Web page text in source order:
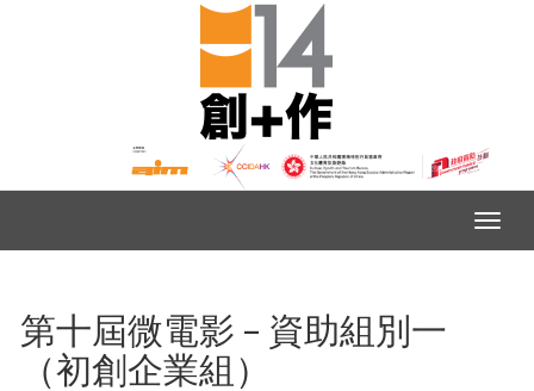
第十屆微電影 – 資助組別一
（初創企業組）